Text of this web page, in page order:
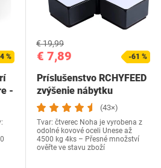
%
-
€ 7,89
€ 19,99
-61 %
Príslušenstvo RCHYFEED
zvýšenie nábytku
(43×)
Tvar: čtverec Noha je vyrobena z
odolné kovové oceli Unese až
4500 kg 4ks – Přesné množství
ověřte ve stavu zboží